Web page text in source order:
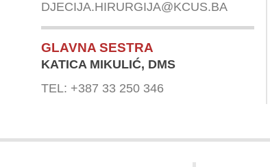
DJECIJA.HIRURGIJA@KCUS.BA
GLAVNA SESTRA
KATICA MIKULIĆ, DMS
TEL: +387 33 250 346